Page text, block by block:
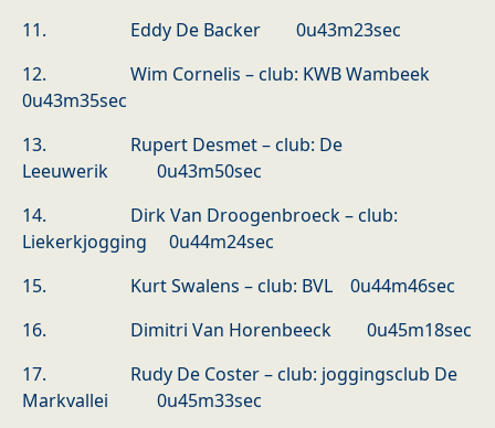
11. Eddy De Backer 0u43m23sec
12. Wim Cornelis – club: KWB Wambeek
0u43m35sec
13. Rupert Desmet – club: De
Leeuwerik 0u43m50sec
14. Dirk Van Droogenbroeck – club:
Liekerkjogging 0u44m24sec
15. Kurt Swalens – club: BVL 0u44m46sec
16. Dimitri Van Horenbeeck 0u45m18sec
17. Rudy De Coster – club: joggingsclub De
Markvallei 0u45m33sec